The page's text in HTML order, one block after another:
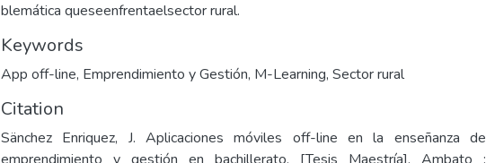
blemática queseenfrentaelsector rural.
Keywords
App off-line, Emprendimiento y Gestión, M-Learning, Sector rural
Citation
Sänchez Enriquez, J. Aplicaciones móviles off-line en la enseñanza de